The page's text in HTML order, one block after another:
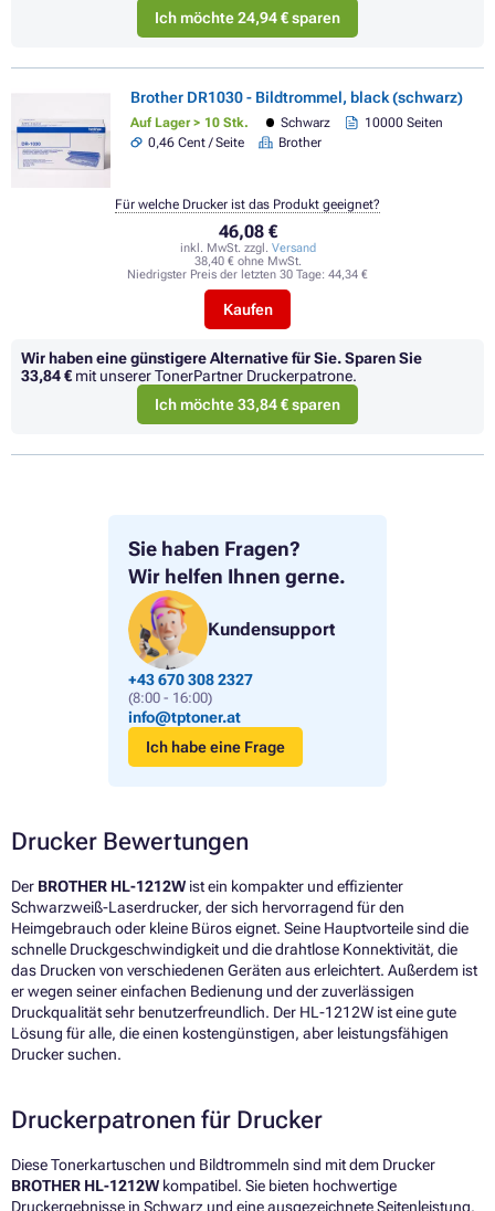
Sie haben Fragen?
Wir helfen Ihnen gerne.
Kundensupport
+43 670 308 2327
(8:00 - 16:00)
info@tptoner.at
Ich habe eine Frage
Ich möchte 24,94 € sparen
Brother DR1030 - Bildtrommel, black (schwarz)
Auf Lager > 10 Stk. Schwarz
10000 Seiten
0,46 Cent / Seite
Brother
46,08 €
inkl. MwSt. zzgl. Versand
38,40 € ohne MwSt.
Niedrigster Preis der letzten 30 Tage: 44,34 €
Kaufen
Für welche Drucker ist das Produkt geeignet?
Wir haben eine günstigere Alternative für Sie.Sparen Sie
33,84 € mit unserer TonerPartner Druckerpatrone.
Ich möchte 33,84 € sparen
Drucker Bewertungen
Der BROTHER HL-1212W ist ein kompakter und effizienter
Schwarzweiß-Laserdrucker, der sich hervorragend für den
Heimgebrauch oder kleine Büros eignet. Seine Hauptvorteile sind die
schnelle Druckgeschwindigkeit und die drahtlose Konnektivität, die
das Drucken von verschiedenen Geräten aus erleichtert. Außerdem ist
er wegen seiner einfachen Bedienung und der zuverlässigen
Druckqualität sehr benutzerfreundlich. Der HL-1212W ist eine gute
Lösung für alle, die einen kostengünstigen, aber leistungsfähigen
Drucker suchen.
Druckerpatronen für Drucker
Diese Tonerkartuschen und Bildtrommeln sind mit dem Drucker
BROTHER HL-1212W kompatibel. Sie bieten hochwertige
Druckergebnisse in Schwarz und eine ausgezeichnete Seitenleistung.